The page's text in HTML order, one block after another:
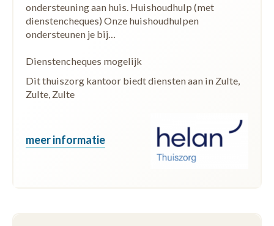
ondersteuning aan huis. Huishoudhulp (met
dienstencheques) Onze huishoudhulpen
ondersteunen je bij…
Dienstencheques mogelijk
Dit thuiszorg kantoor biedt diensten aan in Zulte,
Zulte, Zulte
meer informatie